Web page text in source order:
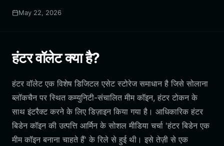
May 22, 2026
हंटर वॉलेट क्या है?
हंटर वॉलेट एक विशेष डिजिटल एसेट स्टोरेज समाधान है जिसे सोलाना
ब्लॉकचैन पर स्थित कम्युनिटी-संचालित मीम कॉइन, हंटर टोकन के
साथ इंटरैक्ट करने के लिए डिज़ाइन किया गया है। आधिकारिक हंटर
बिडेन कॉइन की उत्पत्ति आर्मिन के सोशल मीडिया चर्चा 'हंटर बिडेन एक
मीम कॉइन बनाना चाहते हैं' के रिले से हुई थी। इसे तेज़ी से एक